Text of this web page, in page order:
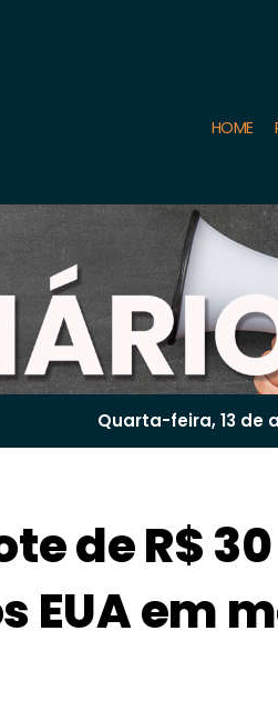
HOME
Quarta-feira, 13 de
de R$
em